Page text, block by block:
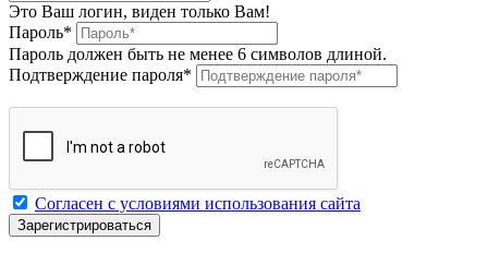
Это Ваш логин, виден только Вам!
Пароль*
Пароль должен быть не менее 6 символов длиной.
Подтверждение пароля*
Согласен с условиями использования сайта